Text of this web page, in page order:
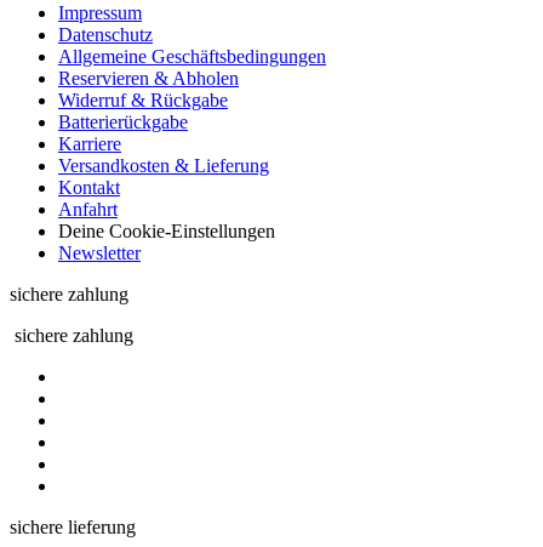
Impressum
Datenschutz
Allgemeine Geschäftsbedingungen
Reservieren & Abholen
Widerruf & Rückgabe
Batterierückgabe
Karriere
Versandkosten & Lieferung
Kontakt
Anfahrt
Deine Cookie-Einstellungen
Newsletter
sichere zahlung
sichere zahlung
sichere lieferung